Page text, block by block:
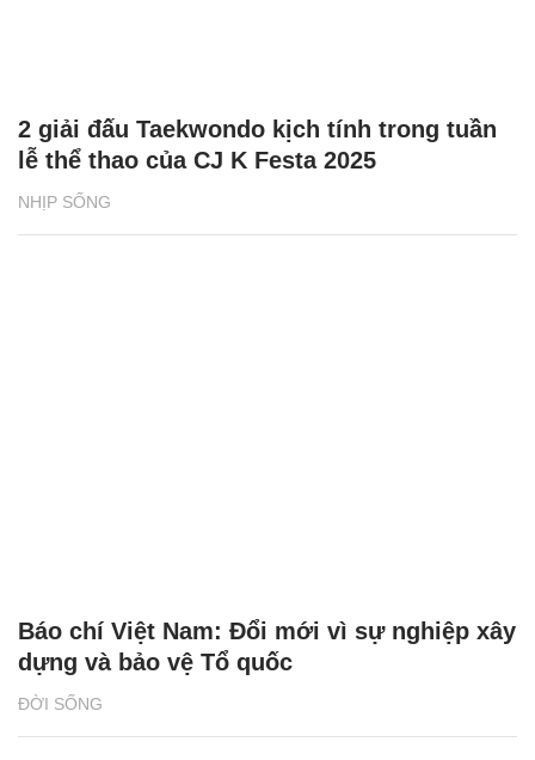
NHỊP SỐNG
2 giải đấu Taekwondo kịch tính trong tuần
lễ thể thao của CJ K Festa 2025
ĐỜI SỐNG
Báo chí Việt Nam: Đổi mới vì sự nghiệp xây
dựng và bảo vệ Tổ quốc